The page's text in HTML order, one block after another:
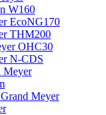
W160
EcoNG170
THM200
OHC30
N-CDS
Meyer
Meyer